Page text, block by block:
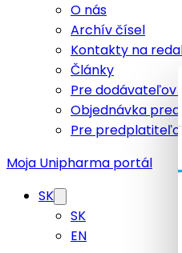
O nás
Archív čísel
Kontakty na
Články
Pre dodávateľov
Objednávka
Pre
Moja Unipharma portál
SK
SK
EN